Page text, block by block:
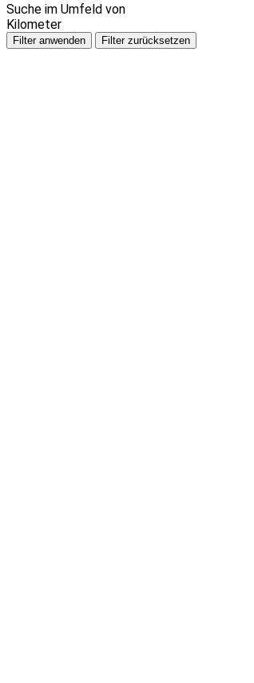
Suche im Umfeld von
Kilometer
Filter anwenden Filter zurücksetzen